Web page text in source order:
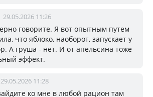
29.05.2026 11:26
говорите. Я вот опытным путем
что яблоко, наоборот, запускает у
А груша - нет. И от апельсина тоже
эффект.
29.05.2026 11:28
ко мне в любой рацион там